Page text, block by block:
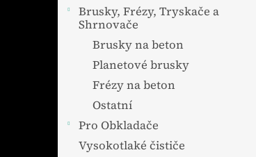
Brusky, Frézy, Tryskače a
Shrnovače
Brusky na beton
Planetové brusky
Frézy na beton
Ostatní
Pro Obkladače
Vysokotlaké čističe